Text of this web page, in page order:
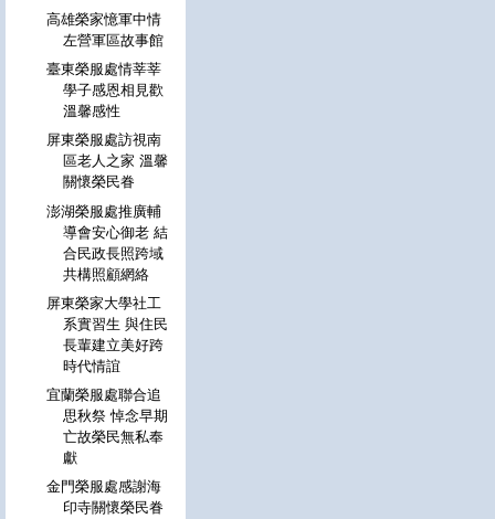
高雄榮家憶軍中情
左營軍區故事館
臺東榮服處情莘莘
學子感恩相見歡
溫馨感性
屏東榮服處訪視南
區老人之家 溫馨
關懷榮民眷
澎湖榮服處推廣輔
導會安心御老 結
合民政長照跨域
共構照顧網絡
屏東榮家大學社工
系實習生 與住民
長輩建立美好跨
時代情誼
宜蘭榮服處聯合追
思秋祭 悼念早期
亡故榮民無私奉
獻
金門榮服處感謝海
印寺關懷榮民眷